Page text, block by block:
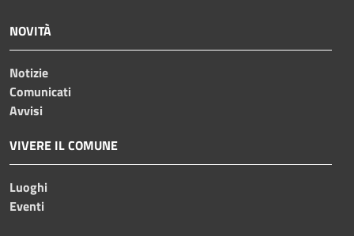
NOVITÀ
Notizie
Comunicati
Avvisi
VIVERE IL COMUNE
Luoghi
Eventi